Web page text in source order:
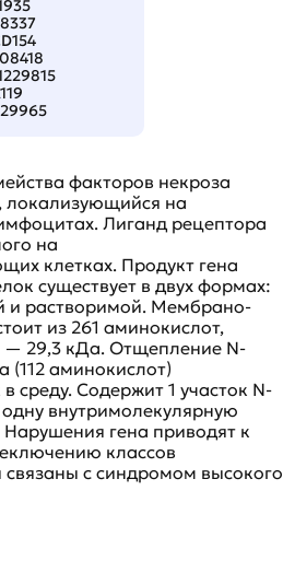
факторов некроза
локализующийся на
Лиганд рецептора
на
клетках. Продукт гена
существует в двух формах:
и растворимой. Мембрано-
из 261 аминокислот,
— 29,3 кДа. Отщепление N-
(112 аминокислот)
среду. Содержит 1 участок N-
внутримолекулярную
гена приводят к
классов
с синдромом высокого